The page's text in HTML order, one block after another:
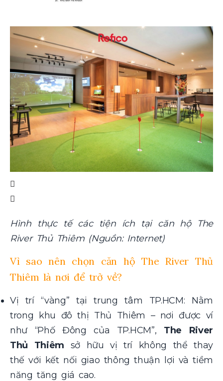
Hình thực tế các tiện ích tại căn hộ The
River Thủ Thiêm (Nguồn: Internet)
Vì sao nên chọn căn hộ The River Thủ
Thiêm là nơi để trở về?
Vị trí “vàng” tại trung tâm TP.HCM: Nằm
trong khu đô thị Thủ Thiêm – nơi được ví
như “Phố Đông của TP.HCM”, The River
Thủ Thiêm sở hữu vị trí không thể thay
thế với kết nối giao thông thuận lợi và tiềm
năng tăng giá cao.